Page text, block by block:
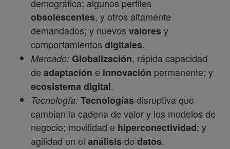
demográfica; algunos perfiles
obsolescentes, y otros altamente
demandados; y nuevos valoresy
comportamientos digitales.
Mercado: Globalización, rápida capacidad
de adaptación e innovación permanente; y
ecosistemadigital.
Tecnología: Tecnologíasdisruptiva que
cambian la cadena de valor y los modelos de
negocio; movilidad e hiperconectividad; y
agilidad en el análisisde datos.